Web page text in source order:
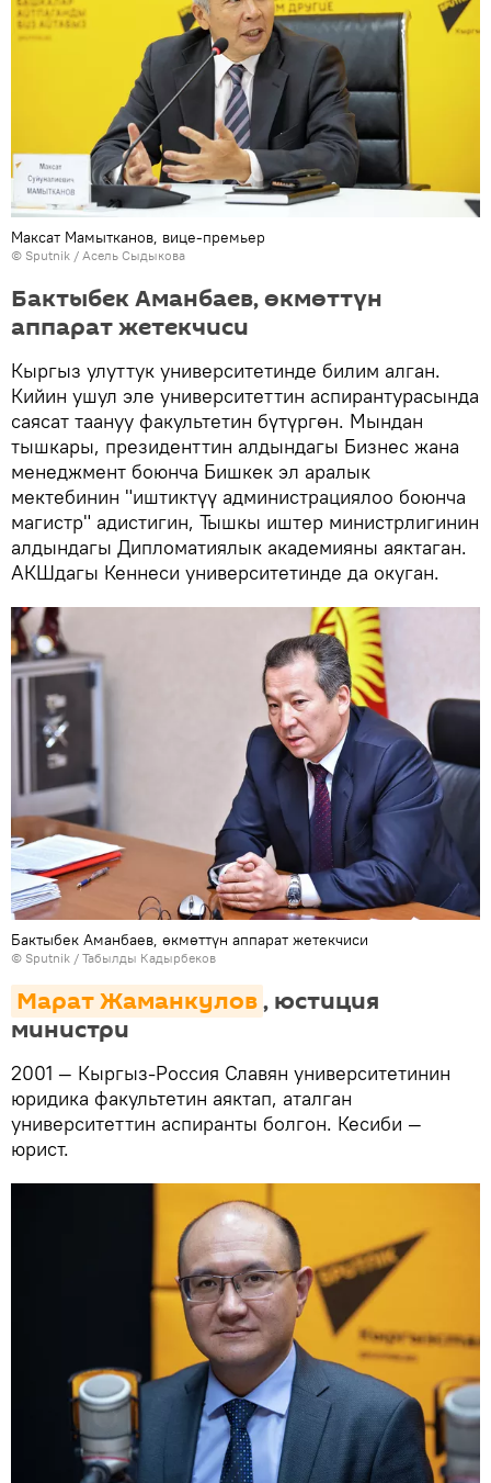
Максат Мамытканов, вице-премьер
© Sputnik / Асель Сыдыкова
Бактыбек Аманбаев, өкмөттүн
аппарат жетекчиси
Кыргыз улуттук университетинде билим алган.
Кийин ушул эле университеттин аспирантурасында
саясат таануу факультетин бүтүргөн. Мындан
тышкары, президенттин алдындагы Бизнес жана
менеджмент боюнча Бишкек эл аралык
мектебинин "иштиктүү администрациялоо боюнча
магистр" адистигин, Тышкы иштер министрлигинин
алдындагы Дипломатиялык академияны аяктаган.
АКШдагы Кеннеси университетинде да окуган.
Бактыбек Аманбаев, өкмөттүн аппарат жетекчиси
© Sputnik / Табылды Кадырбеков
Марат Жаманкулов, юстиция
министри
2001 — Кыргыз-Россия Славян университетинин
юридика факультетин аяктап, аталган
университеттин аспиранты болгон. Кесиби —
юрист.